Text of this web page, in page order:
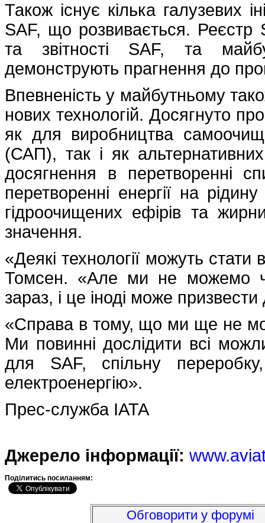
Також існує кілька галузевих
SAF, що розвивається. Реєстр
та звітності SAF, та
демонструють прагнення до
Впевненість у майбутньому
нових технологій. Досягнуто
як для виробництва
(САП), так і як
досягнення в перетворенні
перетворенні енергії на
гідроочищених ефірів та
значення.
«Деякі технології можуть
Томсен. «Але ми не можемо
зараз, і це іноді може
«Справа в тому, що ми ще не
Ми повинні дослідити всі
для SAF, спільну
електроенергію».
Прес-служба IATA
Джерело інформації:
Подiлитись посиланням:
Обговорити у форумі